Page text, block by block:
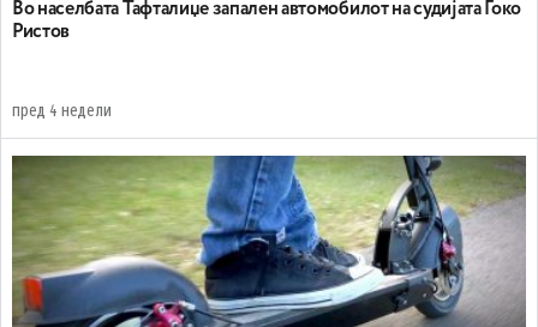
Во населбата Тафталиџе запален автомобилот на судијата Ѓоко
Ристов
пред 4 недели